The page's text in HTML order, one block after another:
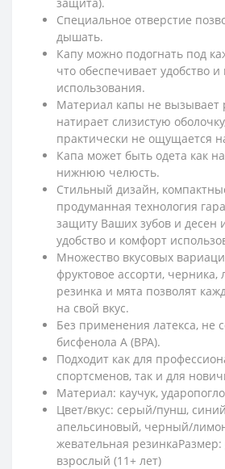
Специальное отверстие
дышать.
Капу можно подогнать под
что обеспечивает удобство
использования.
Материал капы не вызывает
натирает слизистую
практически не ощущается
Капа может быть одета как
нижнюю челюсть.
Стильный дизайн,
продуманная технология
защиту Ваших зубов и десен
удобство и комфорт
Множество вкусовых
фруктовое ассорти,
резинка и мята позволят
на свой вкус.
Без применения латекса, не
бисфенола А (BPA).
Подходит как для
спортсменов, так и для
Материал: каучук,
Цвет/вкус: серый/пунш,
апельсиновый, черный/
жевательная резинкаРазмер:
взрослый (11+ лет)